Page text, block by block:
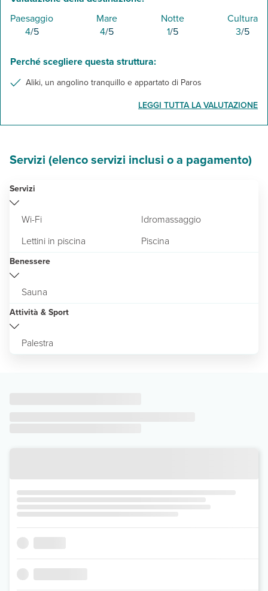
Paesaggio
4/5
Mare
4/5
Notte
1/5
Cultura
3/5
Perché scegliere questa struttura:
Aliki, un angolino tranquillo e appartato di Paros
LEGGI TUTTA LA VALUTAZIONE
Servizi (elenco servizi inclusi o a pagamento)
Servizi
Wi-Fi
Idromassaggio
Lettini in piscina
Piscina
Benessere
Sauna
Attività & Sport
Palestra